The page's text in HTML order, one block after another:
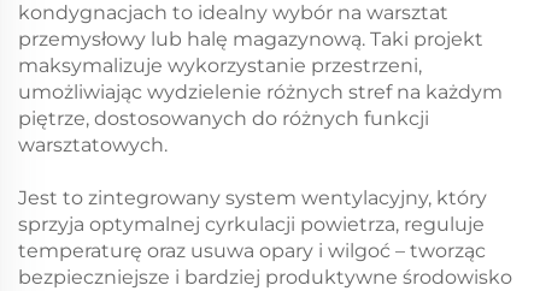
kondygnacjach to idealny wybór na warsztat
przemysłowy lub halę magazynową. Taki projekt
maksymalizuje wykorzystanie przestrzeni,
umożliwiając wydzielenie różnych stref na każdym
piętrze, dostosowanych do różnych funkcji
warsztatowych.
Jest to zintegrowany system wentylacyjny, który
sprzyja optymalnej cyrkulacji powietrza, reguluje
temperaturę oraz usuwa opary i wilgoć – tworząc
bezpieczniejsze i bardziej produktywne środowisko